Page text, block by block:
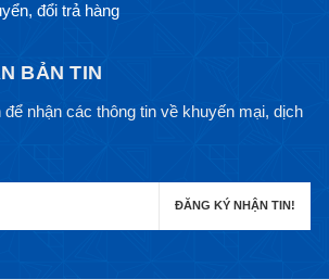
đổi trả hàng
BẢN TIN
để nhận các thông tin về khuyến mại, dịch